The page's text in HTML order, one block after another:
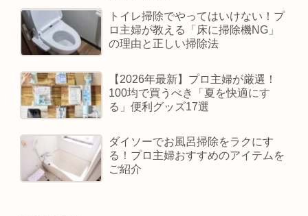
トイレ掃除でやってはいけない！プ
ロ主婦が教える「床に掃除機NG」
の理由と正しい掃除法
【2026年最新】プロ主婦が厳選！
100均で買うべき「夏を快適にす
る」便利グッズ17選
ダイソーでお風呂掃除をラクにす
る！プロ主婦おすすめのアイテムを
ご紹介